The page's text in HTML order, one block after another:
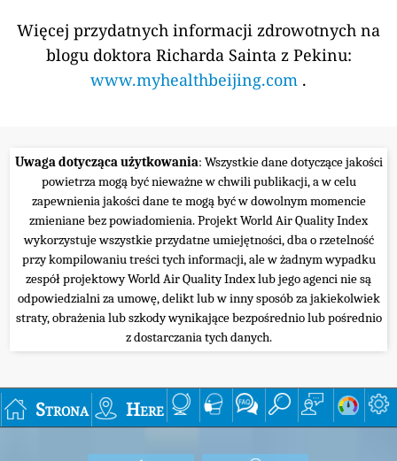
Więcej przydatnych informacji zdrowotnych na
blogu doktora Richarda Sainta z Pekinu:
www.myhealthbeijing.com .
Uwaga dotycząca użytkowania: Wszystkie dane dotyczące jakości
powietrza mogą być nieważne w chwili publikacji, a w celu
zapewnienia jakości dane te mogą być w dowolnym momencie
zmieniane bez powiadomienia. Projekt World Air Quality Index
wykorzystuje wszystkie przydatne umiejętności, dba o rzetelność
przy kompilowaniu treści tych informacji, ale w żadnym wypadku
zespół projektowy World Air Quality Index lub jego agenci nie są
odpowiedzialni za umowę, delikt lub w inny sposób za jakiekolwiek
straty, obrażenia lub szkody wynikające bezpośrednio lub pośrednio
z dostarczania tych danych.
Strona Here